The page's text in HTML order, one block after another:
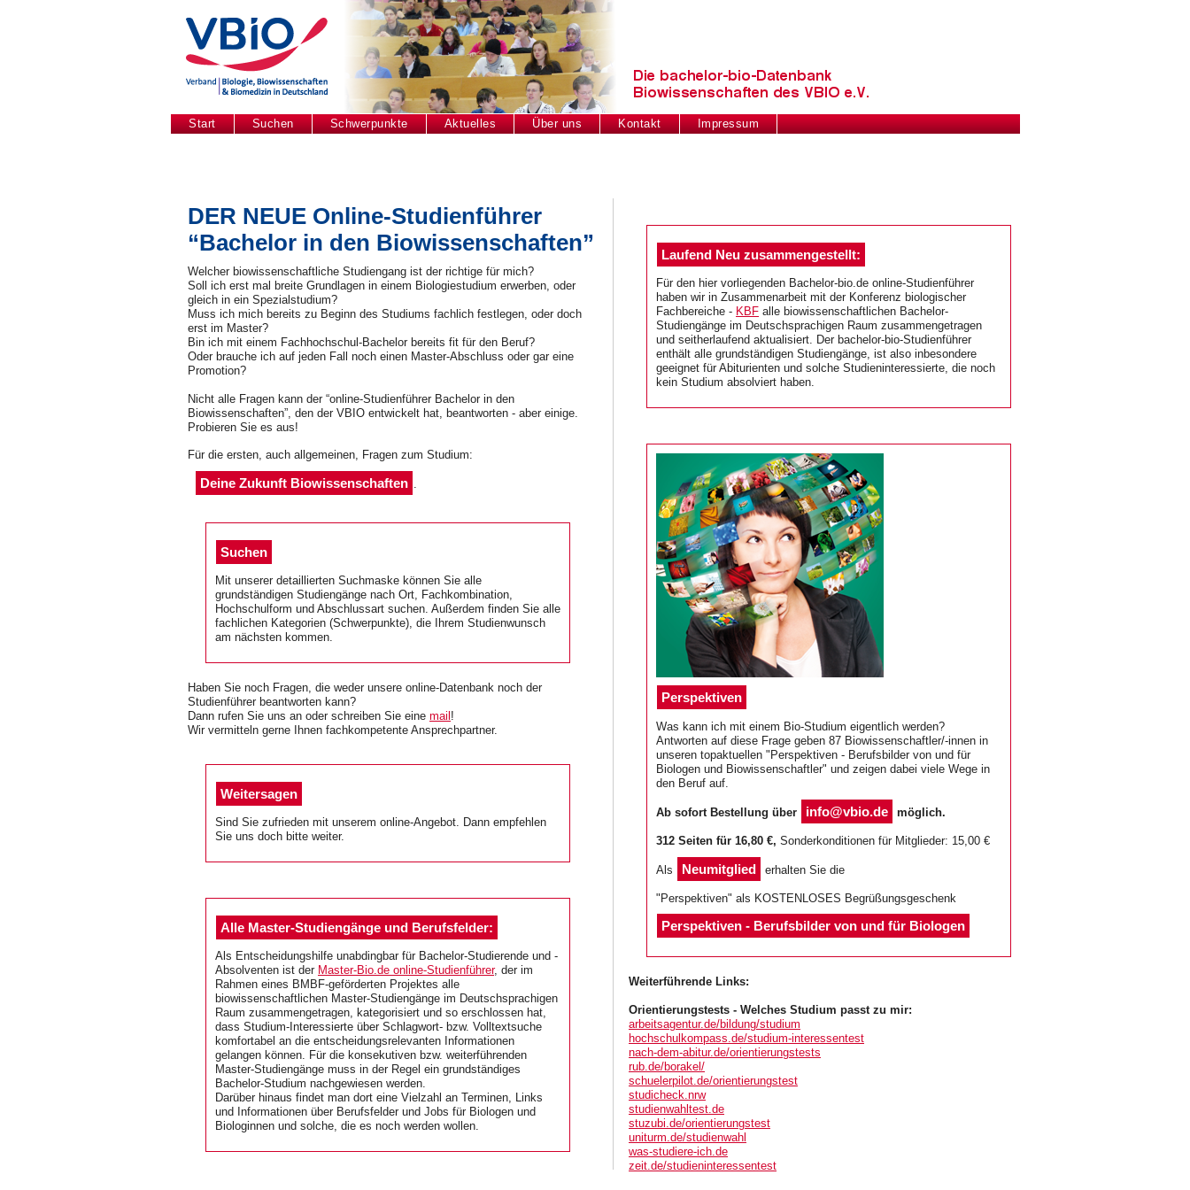
DER NEUE Online-Studienführer
“Bachelor in den Biowissenschaften”
Welcher biowissenschaftliche Studiengang ist der richtige für mich?
Soll ich erst mal breite Grundlagen in einem Biologiestudium erwerben, oder
gleich in ein Spezialstudium?
Muss ich mich bereits zu Beginn des Studiums fachlich festlegen, oder doch
erst im Master?
Bin ich mit einem Fachhochschul-Bachelor bereits fit für den Beruf?
Oder brauche ich auf jeden Fall noch einen Master-Abschluss oder gar eine
Promotion?
Nicht alle Fragen kann der “online-Studienführer Bachelor in den
Biowissenschaften”, den der VBIO entwickelt hat, beantworten - aber einige.
Probieren Sie es aus!
Für die ersten, auch allgemeinen, Fragen zum Studium:
Deine Zukunft Biowissenschaften .
Suchen
Mit unserer detaillierten Suchmaske können Sie alle
grundständigen Studiengänge nach Ort, Fachkombination,
Hochschulform und Abschlussart suchen. Außerdem finden Sie alle
fachlichen Kategorien (Schwerpunkte), die Ihrem Studienwunsch
am nächsten kommen.
Haben Sie noch Fragen, die weder unsere online-Datenbank noch der
Studienführer beantworten kann?
Dann rufen Sie uns an oder schreiben Sie eine mail !
Wir vermitteln gerne Ihnen fachkompetente Ansprechpartner.
Weitersagen
Sind Sie zufrieden mit unserem online-Angebot. Dann empfehlen
Sie uns doch bitte weiter.
Alle Master-Studiengänge und Berufsfelder:
Als Entscheidungshilfe unabdingbar für Bachelor-Studierende und -
Absolventen ist der Master-Bio.de online-Studienführer, der im
Rahmen eines BMBF-geförderten Projektes alle
biowissenschaftlichen Master-Studiengänge im Deutschsprachigen
Raum zusammengetragen, kategorisiert und so erschlossen hat,
dass Studium-Interessierte über Schlagwort- bzw. Volltextsuche
komfortabel an die entscheidungsrelevanten Informationen
gelangen können. Für die konsekutiven bzw. weiterführenden
Master-Studiengänge muss in der Regel ein grundständiges
Bachelor-Studium nachgewiesen werden.
Darüber hinaus findet man dort eine Vielzahl an Terminen, Links
und Informationen über Berufsfelder und Jobs für Biologen und
Biologinnen und solche, die es noch werden wollen.
Laufend Neu zusammengestellt:
Für den hier vorliegenden Bachelor-bio.de online-Studienführer
haben wir in Zusammenarbeit mit der Konferenz biologischer
Fachbereiche - KBF alle biowissenschaftlichen Bachelor-
Studiengänge im Deutschsprachigen Raum zusammengetragen
und seitherlaufend aktualisiert. Der bachelor-bio-Studienführer
enthält alle grundständigen Studiengänge, ist also inbesondere
geeignet für Abiturienten und solche Studieninteressierte, die noch
kein Studium absolviert haben.
Perspektiven
Was kann ich mit einem Bio-Studium eigentlich werden?
Antworten auf diese Frage geben 87 Biowissenschaftler/-innen in
unseren topaktuellen "Perspektiven - Berufsbilder von und für
Biologen und Biowissenschaftler" und zeigen dabei viele Wege in
den Beruf auf.
Ab sofort Bestellung über info@vbio.de möglich.
312 Seiten für 16,80 €, Sonderkonditionen für Mitglieder: 15,00 €
Als Neumitglied erhalten Sie die
"Perspektiven" als KOSTENLOSES Begrüßungsgeschenk
Perspektiven - Berufsbilder von und für Biologen
Weiterführende Links:
Orientierungstests - Welches Studium passt zu mir:
arbeitsagentur.de/bildung/studium
hochschulkompass.de/studium-interessentest
nach-dem-abitur.de/orientierungstests
rub.de/borakel/
schuelerpilot.de/orientierungstest
studicheck.nrw
studienwahltest.de
stuzubi.de/orientierungstest
uniturm.de/studienwahl
was-studiere-ich.de
zeit.de/studieninteressentest
Start Suchen Schwerpunkte Aktuelles Über uns Kontakt Impressum